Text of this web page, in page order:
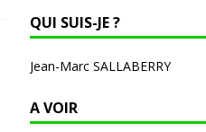
QUI SUIS-JE ?
Jean-Marc SALLABERRY
A VOIR